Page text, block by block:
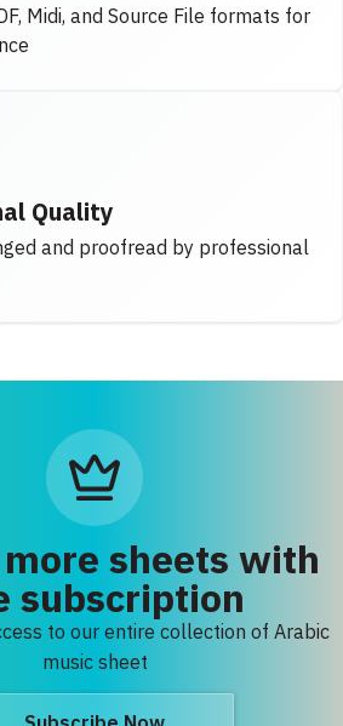
Midi, and Source File formats for
Quality
and proofread by professional
sheets with
subscription
to our entire collection of Arabic
music sheet